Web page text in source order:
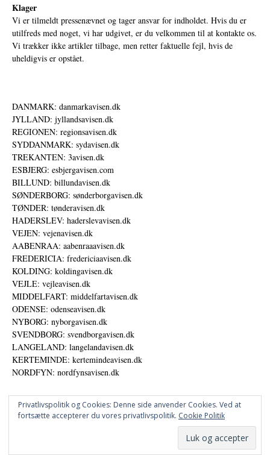
Klager
Vi er tilmeldt pressenævnet og tager ansvar for indholdet. Hvis du er
utilfreds med noget, vi har udgivet, er du velkommen til at kontakte os.
Vi trækker ikke artikler tilbage, men retter faktuelle fejl, hvis de
uheldigvis er opstået.
DANMARK: danmarkavisen.dk
JYLLAND: jyllandsavisen.dk
REGIONEN: regionsavisen.dk
SYDDANMARK: sydavisen.dk
TREKANTEN: 3avisen.dk
ESBJERG: esbjergavisen.com
BILLUND: billundavisen.dk
SØNDERBORG: sønderborgavisen.dk
TØNDER: tønderavisen.dk
HADERSLEV: haderslevavisen.dk
VEJEN: vejenavisen.dk
AABENRAA: aabenraaavisen.dk
FREDERICIA: fredericiaavisen.dk
KOLDING: koldingavisen.dk
VEJLE: vejleavisen.dk
MIDDELFART: middelfartavisen.dk
ODENSE: odenseavisen.dk
NYBORG: nyborgavisen.dk
SVENDBORG: svendborgavisen.dk
LANGELAND: langelandavisen.dk
KERTEMINDE: kertemindeavisen.dk
NORDFYN: nordfynsavisen.dk
© DANSKE DIGITALE MEDIER A/S - NYHEDER, ANALYSER OG PERSPEKTIVER
Privatlivspolitik og Cookies: Denne side anvender Cookies. Ved at
fortsætte accepterer du vores privatlivspolitik. Cookie Politik